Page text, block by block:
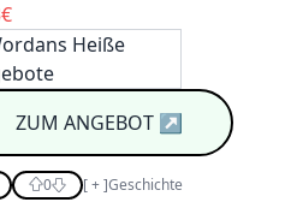
ZUM ANGEBOT↗
0 [+]Geschichte